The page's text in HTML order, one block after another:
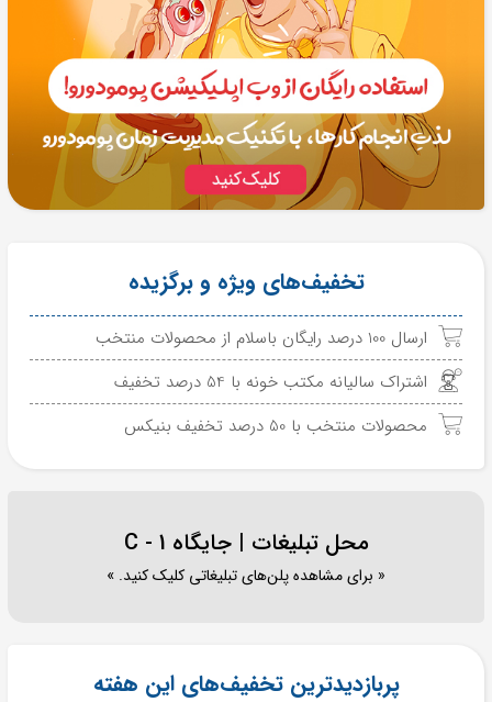
تخفیف‌های ویژه و برگزیده
ارسال 100 درصد رایگان باسلام از محصولات منتخب
اشتراک سالیانه مکتب خونه با 54 درصد تخفیف
محصولات منتخب با 50 درصد تخفیف بنیکس
محل تبلیغات | جایگاه C - 1
« برای مشاهده پلن‌های تبلیغاتی کلیک کنید. »
پربازدیدترین تخفیف‌های این هفته